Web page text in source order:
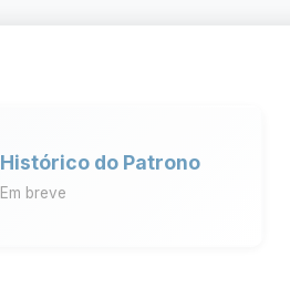
Histórico do Patrono
Em breve